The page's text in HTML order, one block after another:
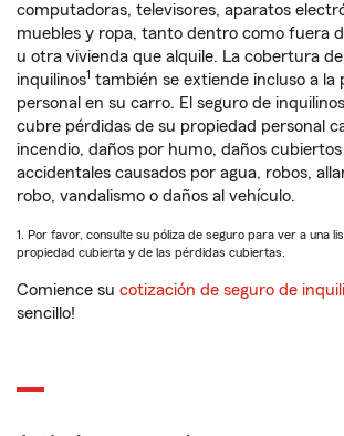
computadoras, televisores, aparatos
muebles y ropa, tanto dentro como fuera
u otra vivienda que alquile. La cobertura
inquilinos1 también se extiende incluso a la
personal en su carro. El seguro de
cubre pérdidas de su propiedad personal
incendio, daños por humo, daños
accidentales causados por agua, robos,
robo, vandalismo o daños al vehículo.
1. Por favor, consulte su póliza de seguro para ver a una
propiedad cubierta y de las pérdidas cubiertas.
Comience su cotización de seguro de
sencillo!